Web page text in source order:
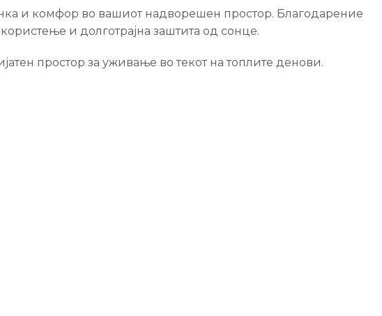
и комфор во вашиот надворешен простор. Благодарение
и долготрајна заштита од сонце.
простор за уживање во текот на топлите денови.